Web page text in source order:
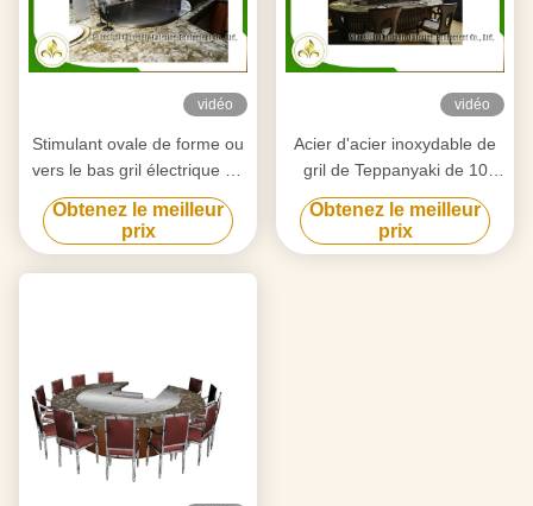
vidéo
Stimulant ovale de forme ou
vers le bas gril électrique de
Teppanyaki d'appareils de
chauffage de tube
d'épuisement pour l'usage à
la maison
Obtenez le meilleur
prix
vidéo
Acier d'acier inoxydable de
gril de Teppanyaki de 10
sièges et allié japonais de
chauffage
électromagnétique
Obtenez le meilleur
prix